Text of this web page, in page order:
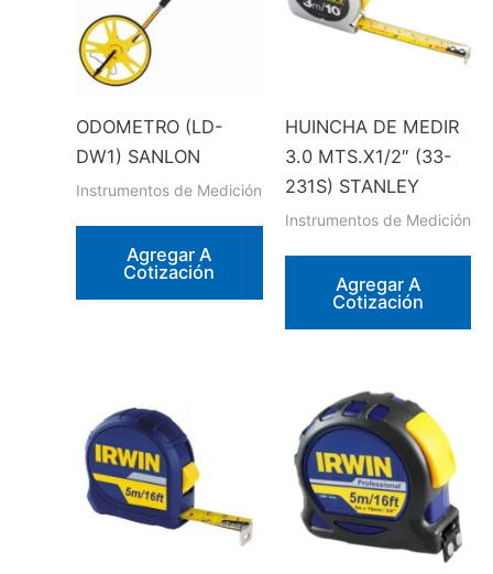
ODOMETRO (LD-
DW1) SANLON
Instrumentos de Medición
Agregar A
Cotización
HUINCHA DE MEDIR
3.0 MTS.X1/2″ (33-
231S) STANLEY
Instrumentos de Medición
Agregar A
Cotización